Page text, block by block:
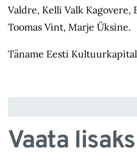
Valdre, Kelli Valk Kagovere,
Toomas Vint, Marje Üksine.
Täname Eesti
Vaata lisaks